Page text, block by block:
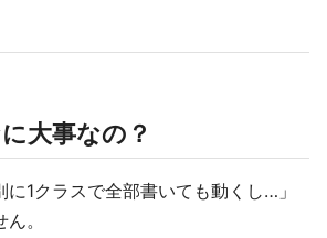
大事なの？
1クラスで全部書いても動くし…」
。